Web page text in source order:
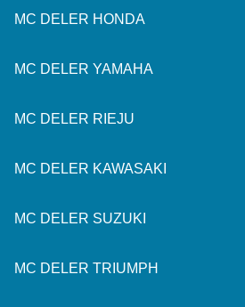
MC DELER HONDA
MC DELER YAMAHA
MC DELER RIEJU
MC DELER KAWASAKI
MC DELER SUZUKI
MC DELER TRIUMPH